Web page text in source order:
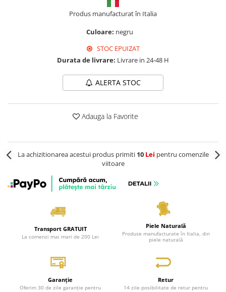
Produs manufacturat în Italia
Culoare: negru
STOC EPUIZAT
Durata de livrare: Livrare in 24-48 H
ALERTA STOC
Adauga la Favorite
La achizitionarea acestui produs primiti 10 Lei pentru comenzile
viitoare
Transport GRATUIT
La comenzi mai mari de 200 Lei
Piele Naturală
Produse manufacturate în Italia, din
piele naturală
Garanție
Oferim 30 de zile garanție pentru
Retur
14 zile posibilitate de retur pentru